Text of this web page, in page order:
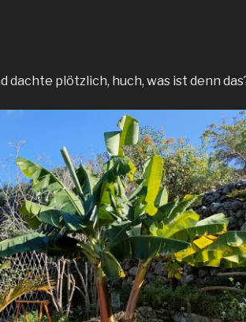
dachte plötzlich, huch, was ist denn